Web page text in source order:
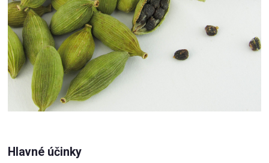
Hlavné účinky